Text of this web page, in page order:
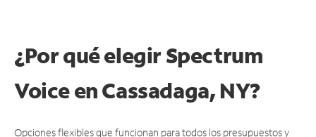
¿Por qué elegir Spectrum
Voice en Cassadaga, NY?
Opciones flexibles que funcionan para todos los presupuestos y